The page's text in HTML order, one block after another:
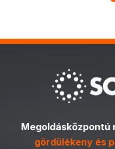
Megoldásközpontú
gördülékeny és